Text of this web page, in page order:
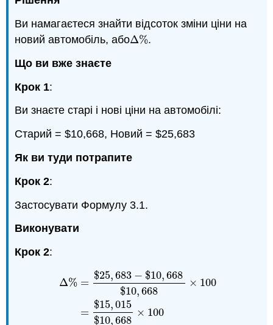
Ви намагаєтеся знайти відсоток зміни ціни на
новий автомобіль, абоΔ%
∆%.
Що ви вже знаєте
Крок 1:
Ви знаєте старі і нові ціни на автомобілі:
Старий = $10,668, Новий = $25,683
Як ви туди потрапите
Крок 2:
Застосувати Формулу 3.1.
Виконувати
Крок 2:
Δ% =
$25,683 − $10,668
$10,668
× 100
=
$15,015
$10,668
× 100
25,683−$